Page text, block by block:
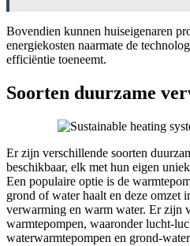
Bovendien kunnen huiseigenaren
energiekosten naarmate de
efficiëntie toeneemt.
Soorten duurzame
Er zijn verschillende soorten
beschikbaar, elk met hun eigen
Een populaire optie is de
grond of water haalt en deze omzet
verwarming en warm water. Er zijn
warmtepompen, waaronder lucht-
waterwarmtepompen en grond-